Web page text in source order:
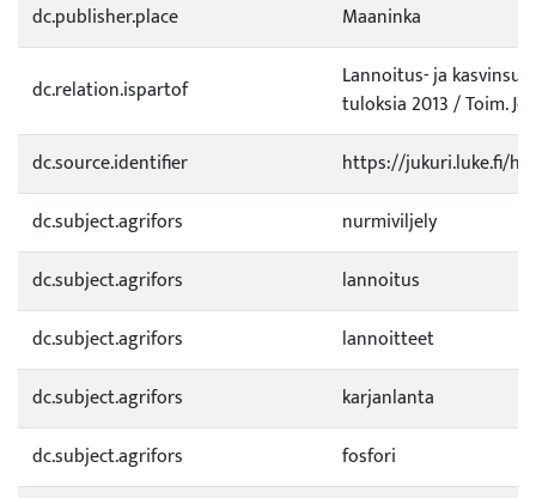
dc.publisher.place
Maaninka
dc.relation.ispartof
Lannoitus- ja
tuloksia 2013 / Toim.
dc.source.identifier
https://jukuri.luke.fi/
dc.subject.agrifors
nurmiviljely
dc.subject.agrifors
lannoitus
dc.subject.agrifors
lannoitteet
dc.subject.agrifors
karjanlanta
dc.subject.agrifors
fosfori